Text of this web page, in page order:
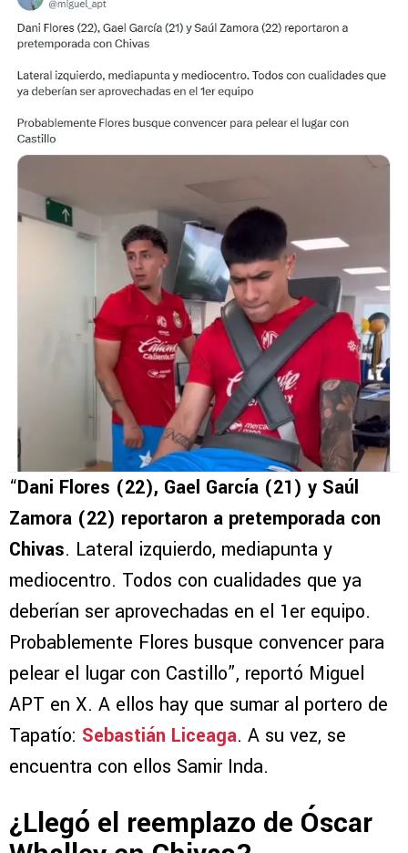
“Dani Flores (22), Gael García (21) y Saúl
Zamora (22) reportaron a pretemporada con
Chivas. Lateral izquierdo, mediapunta y
mediocentro. Todos con cualidades que ya
deberían ser aprovechadas en el 1er equipo.
Probablemente Flores busque convencer para
pelear el lugar con Castillo”, reportó Miguel
APT en X. A ellos hay que sumar al portero de
Tapatío: Sebastián Liceaga. A su vez, se
encuentra con ellos Samir Inda.
¿Llegó el reemplazo de Óscar